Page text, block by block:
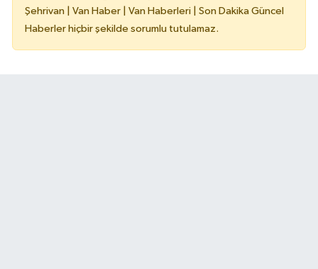
Şehrivan | Van Haber | Van Haberleri | Son Dakika Güncel
Haberler hiçbir şekilde sorumlu tutulamaz.